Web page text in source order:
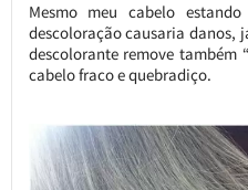
Mesmo meu cabelo
descoloração causaria danos,
descolorante remove também
cabelo fraco e quebradiço.